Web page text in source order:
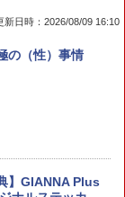
ンピオン・コミ
23巻セット＞ /
電子書籍】[ ず
籍】[ 清野とお
（6） （KC デ
めコミックス） [
新日時：2026/08/09 16:10
の（性）事情
】GIANNA Plus